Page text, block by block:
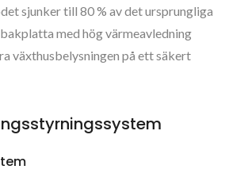
sjunker till 80 % av det ursprungliga
med hög värmeavledning
växthusbelysningen på ett säkert